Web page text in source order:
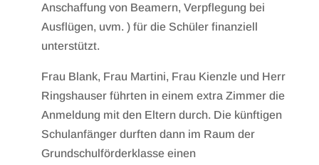
Anschaffung von Beamern, Verpflegung bei
Ausflügen, uvm. ) für die Schüler finanziell
unterstützt.
Frau Blank, Frau Martini, Frau Kienzle und Herr
Ringshauser führten in einem extra Zimmer die
Anmeldung mit den Eltern durch. Die künftigen
Schulanfänger durften dann im Raum der
Grundschulförderklasse einen